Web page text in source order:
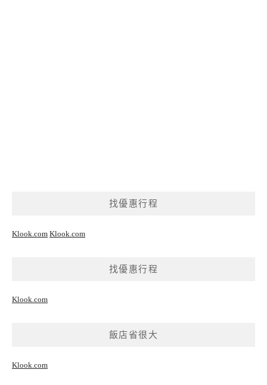
找優惠行程
Klook.com Klook.com
找優惠行程
Klook.com
飯店省很大
Klook.com